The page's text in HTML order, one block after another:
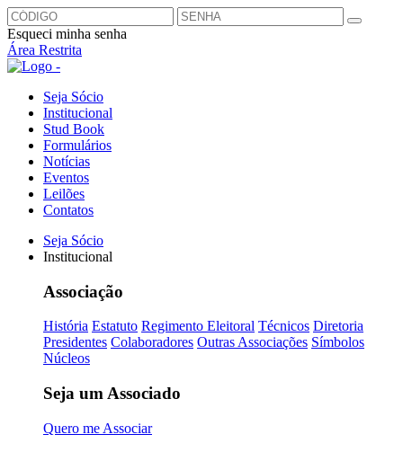
Esqueci minha senha
Área Restrita
Seja Sócio
Institucional
Stud Book
Formulários
Notícias
Eventos
Leilões
Contatos
Seja Sócio
Institucional
Associação
História Estatuto Regimento Eleitoral Técnicos Diretoria
Presidentes Colaboradores Outras Associações Símbolos
Núcleos
Seja um Associado
Quero me Associar